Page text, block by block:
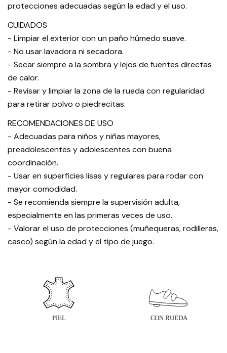
protecciones adecuadas según la edad y el uso.
CUIDADOS
- Limpiar el exterior con un paño húmedo suave.
- No usar lavadora ni secadora.
- Secar siempre a la sombra y lejos de fuentes directas
de calor.
- Revisar y limpiar la zona de la rueda con regularidad
para retirar polvo o piedrecitas.
RECOMENDACIONES DE USO
- Adecuadas para niños y niñas mayores,
preadolescentes y adolescentes con buena
coordinación.
- Usar en superficies lisas y regulares para rodar con
mayor comodidad.
- Se recomienda siempre la supervisión adulta,
especialmente en las primeras veces de uso.
- Valorar el uso de protecciones (muñequeras, rodilleras,
casco) según la edad y el tipo de juego.